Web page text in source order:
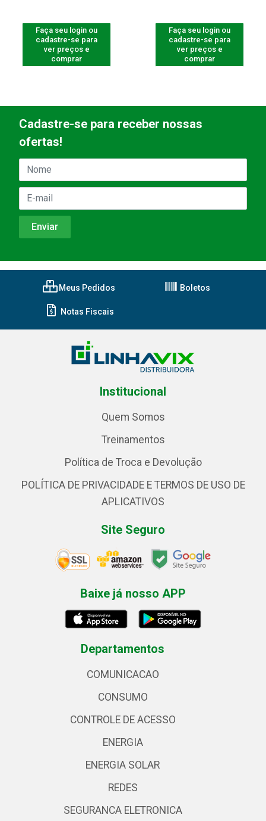
Faça seu login ou
cadastre-se para
ver preços e
comprar
Faça seu login ou
cadastre-se para
ver preços e
comprar
Cadastre-se para receber nossas
ofertas!
Meus Pedidos Boletos
Notas Fiscais
Institucional
Quem Somos
Treinamentos
Política de Troca e Devolução
POLÍTICA DE PRIVACIDADE E TERMOS DE USO DE
APLICATIVOS
Site Seguro
Baixe já nosso APP
Departamentos
COMUNICACAO
CONSUMO
CONTROLE DE ACESSO
ENERGIA
ENERGIA SOLAR
REDES
SEGURANCA ELETRONICA